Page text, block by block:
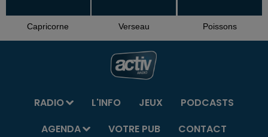
Capricorne Verseau Poissons
RADIO L'INFO JEUX
PODCASTS
AGENDA
VOTRE PUB CONTACT